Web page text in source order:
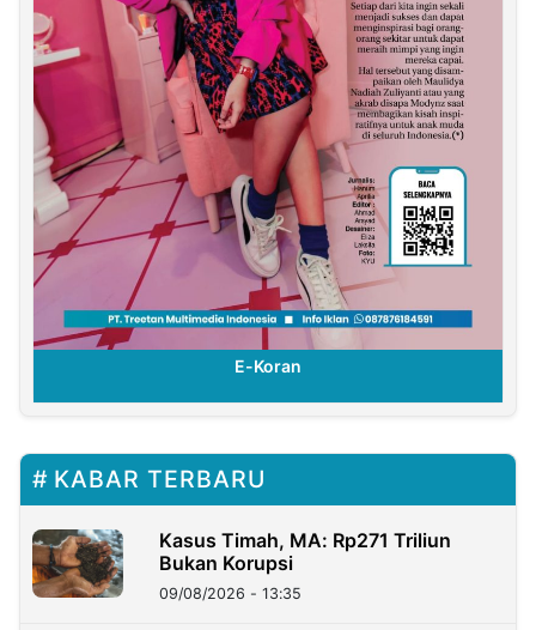
E-Koran
KABAR TERBARU
Kasus Timah, MA: Rp271 Triliun
Bukan Korupsi
09/08/2026 - 13:35